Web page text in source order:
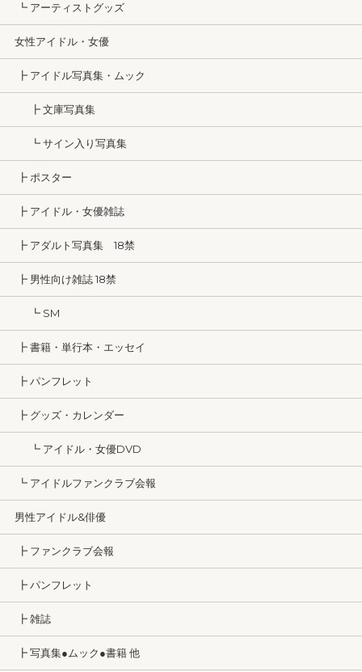
┗ アーティストグッズ
女性アイドル・女優
┣ アイドル写真集・ムック
┣ 文庫写真集
┗ サイン入り写真集
┣ ポスター
┣ アイドル・女優雑誌
┣ アダルト写真集 18禁
┣ 男性向け雑誌 18禁
┗ SM
┣ 書籍・単行本・エッセイ
┣ パンフレット
┣ グッズ・カレンダー
┗ アイドル・女優DVD
┗ アイドルファンクラブ会報
男性アイドル&俳優
┣ ファンクラブ会報
┣ パンフレット
┣ 雑誌
┣ 写真集●ムック●書籍 他